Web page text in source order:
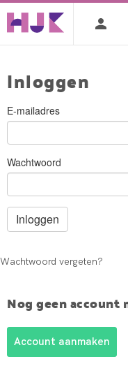
Inloggen
E-mailadres
Wachtwoord
Wachtwoord vergeten?
Nog geen account
Account aanmaken